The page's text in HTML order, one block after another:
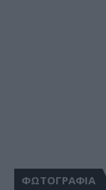
ΦΩΤΟΓΡΑΦΙΑ